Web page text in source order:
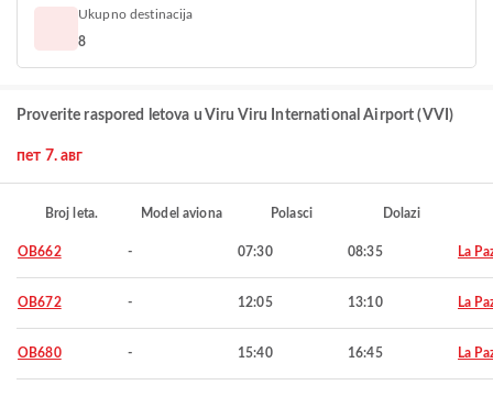
Ukupno destinacija
8
Proverite raspored letova u Viru Viru International Airport (VVI)
пет 7. авг
Broj leta. Model aviona Polasci Dolazi
OB662 - 07:30 08:35 La
OB672 - 12:05 13:10 La
OB680 - 15:40 16:45 La